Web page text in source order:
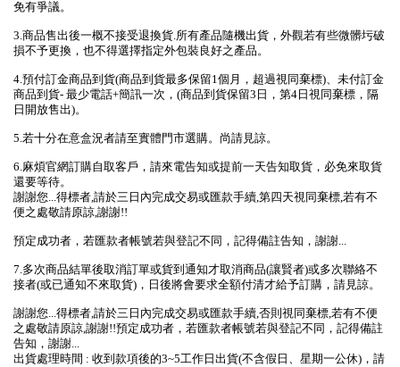
免有爭議。
3.商品售出後一概不接受退換貨.所有產品隨機出貨，外觀若有些微髒圬破
損不予更換，也不得選擇指定外包裝良好之產品。
4.預付訂金商品到貨(商品到貨最多保留1個月，超過視同棄標)、未付訂金
商品到貨- 最少電話+簡訊一次，(商品到貨保留3日，第4日視同棄標，隔
日開放售出)。
5.若十分在意盒況者請至實體門市選購。尚請見諒。
6.麻煩官網訂購自取客戶，請來電告知或提前一天告知取貨，必免來取貨
還要等待。
謝謝您...得標者,請於三日內完成交易或匯款手續,第四天視同棄標,若有不
便之處敬請原諒,謝謝!!
預定成功者，若匯款者帳號若與登記不同，記得備註告知，謝謝...
7.多次商品結單後取消訂單或貨到通知才取消商品(讓賢者)或多次聯絡不
接者(或已通知不來取貨)，日後將會要求全額付清才給予訂購，請見諒。
謝謝您...得標者,請於三日內完成交易或匯款手續,否則視同棄標,若有不便
之處敬請原諒,謝謝!!預定成功者，若匯款者帳號若與登記不同，記得備註
告知，謝謝...
出貨處理時間 : 收到款項後的3~5工作日出貨(不含假日、星期一公休)，請